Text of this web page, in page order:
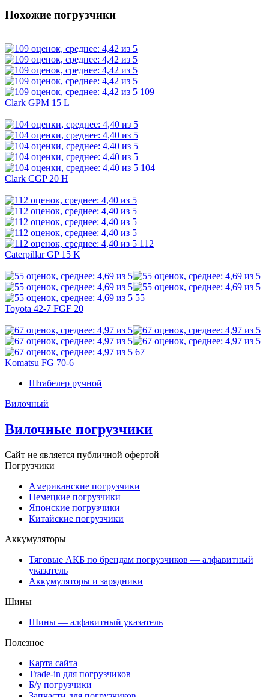
Похожие погрузчики
109
Clark GPM 15 L
104
Clark CGP 20 H
112
Caterpillar GP 15 K
55
Toyota 42-7 FGF 20
67
Komatsu FG 70-6
Штабелер ручной
Вилочный
Вилочные погрузчики
Сайт не является публичной офертой
Погрузчики
Американские погрузчики
Немецкие погрузчики
Японские погрузчики
Китайские погрузчики
Аккумуляторы
Тяговые АКБ по брендам погрузчиков — алфавитный
указатель
Аккумуляторы и зарядники
Шины
Шины — алфавитный указатель
Полезное
Карта сайта
Trade-in для погрузчиков
Б/у погрузчики